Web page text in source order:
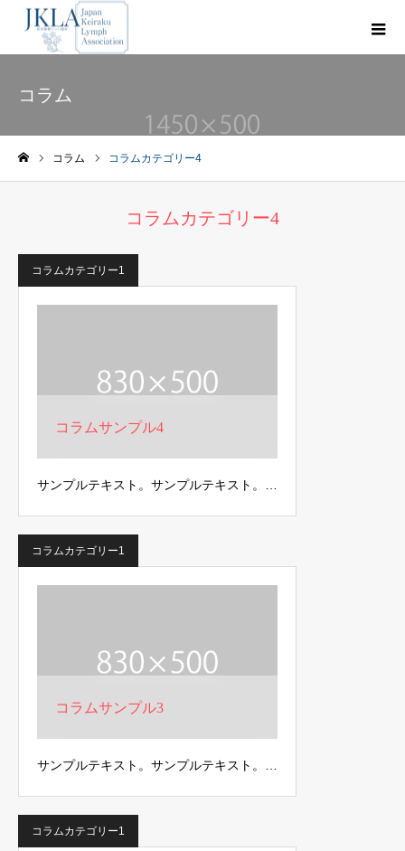
コラム
コラム コラムカテゴリー4
コラムカテゴリー4
コラムカテゴリー1
コラムサンプル4
サンプルテキスト。サンプルテキスト。…
コラムカテゴリー1
コラムサンプル3
サンプルテキスト。サンプルテキスト。…
コラムカテゴリー1